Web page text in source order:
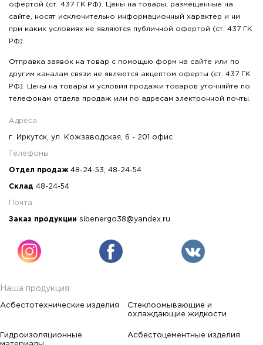
офертой (ст. 437 ГК РФ). Цены на товары, размещенные на
сайте, носят исключительно информационный характер и ни
при каких условиях не являются публичной офертой (ст. 437 ГК
РФ).
Отправка заявок на товар с помощью форм на сайте или по
другим каналам связи не являются акцептом оферты (ст. 437 ГК
РФ). Цены на товары и условия продажи товаров уточняйте по
телефонам отдела продаж или по адресам электронной почты.
Адреса
г. Иркутск, ул. Кожзаводская, 6 - 201 офис
Телефоны
Отдел продаж 48-24-53 48-24-54
Склад 48-24-54
Почта
Заказ продукции sibenergo38@yandex.ru
Наша продукция
Асбестотехнические изделия
Стеклоомывающие и
охлаждающие жидкости
Гидроизоляционные
Асбестоцементные изделия